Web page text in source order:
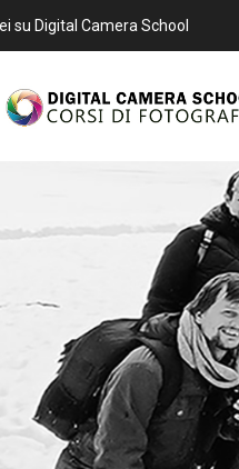
su Digital Camera School